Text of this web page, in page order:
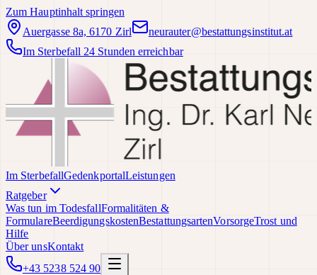
Zum Hauptinhalt springen
Auergasse 8a, 6170 Zirl
neurauter@bestattungsinstitut.at
Im Sterbefall 24 Stunden erreichbar
Im SterbefallGedenkportalLeistungen
Ratgeber
Was tun im TodesfallFormalitäten &
FormulareBeerdigungskostenBestattungsartenVorsorgeTrost und
Hilfe
Über unsKontakt
+43 5238 524 90